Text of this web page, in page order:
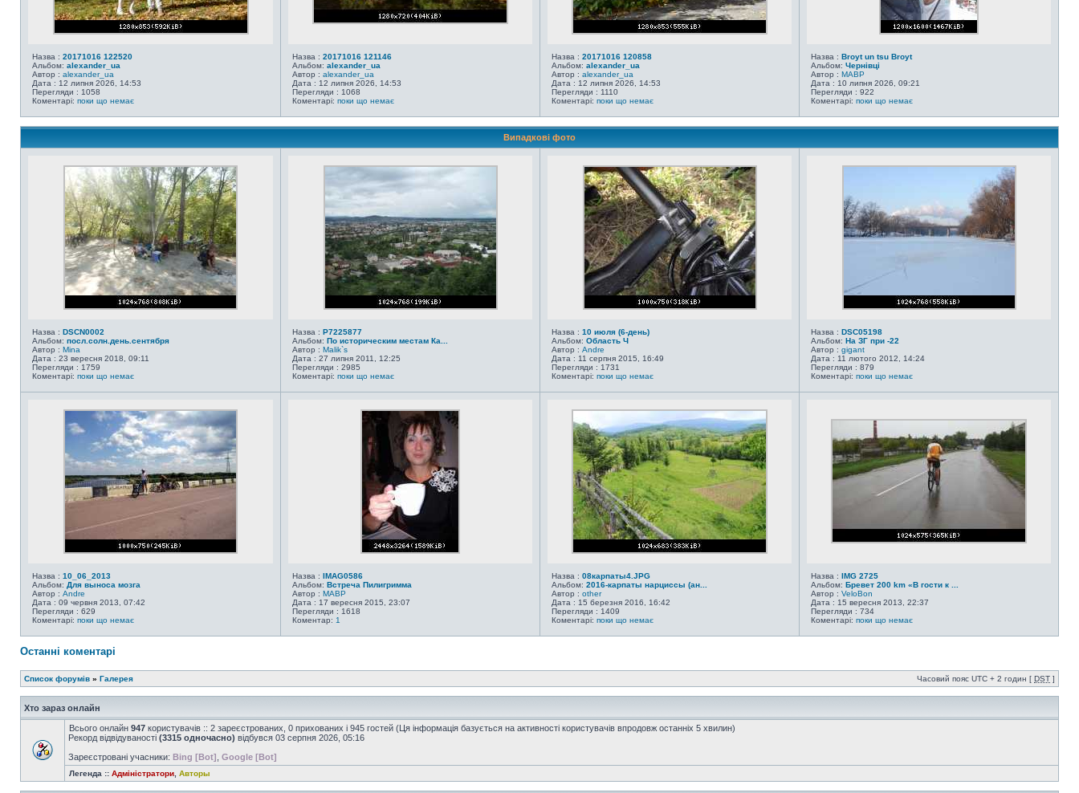
Назва : 20171016 122520
Альбом: alexander_ua
Автор : alexander_ua
Дата : 12 липня 2026, 14:53
Перегляди : 1058
Коментарі: поки що немає
Назва : 20171016 121146
Альбом: alexander_ua
Автор : alexander_ua
Дата : 12 липня 2026, 14:53
Перегляди : 1068
Коментарі: поки що немає
Назва : 20171016 120858
Альбом: alexander_ua
Автор : alexander_ua
Дата : 12 липня 2026, 14:53
Перегляди : 1110
Коментарі: поки що немає
Назва : Broyt un tsu Broyt
Альбом: Чернівці
Автор : MABP
Дата : 10 липня 2026, 09:21
Перегляди : 922
Коментарі: поки що немає
Випадкові фото
Назва : DSCN0002
Альбом: посл.солн.день.сентября
Автор : Mina
Дата : 23 вересня 2018, 09:11
Перегляди : 1759
Коментарі: поки що немає
Назва : P7225877
Альбом: По историческим местам Ка...
Автор : Malik`s
Дата : 27 липня 2011, 12:25
Перегляди : 2985
Коментарі: поки що немає
Назва : 10 июля (6-день)
Альбом: Область Ч
Автор : Andre
Дата : 11 серпня 2015, 16:49
Перегляди : 1731
Коментарі: поки що немає
Назва : DSC05198
Альбом: На ЗГ при -22
Автор : gigant
Дата : 11 лютого 2012, 14:24
Перегляди : 879
Коментарі: поки що немає
Назва : 10_06_2013
Альбом: Для выноса мозга
Автор : Andre
Дата : 09 червня 2013, 07:42
Перегляди : 629
Коментарі: поки що немає
Назва : IMAG0586
Альбом: Встреча Пилигримма
Автор : MABP
Дата : 17 вересня 2015, 23:07
Перегляди : 1618
Коментар: 1
Назва : 08карпаты4.JPG
Альбом: 2016-карпаты нарциссы (ан...
Автор : other
Дата : 15 березня 2016, 16:42
Перегляди : 1409
Коментарі: поки що немає
Назва : IMG 2725
Альбом: Бревет 200 km «В гости к ...
Автор : VeloBon
Дата : 15 вересня 2013, 22:37
Перегляди : 734
Коментарі: поки що немає
Останні коментарі
Список форумів » Галерея Часовий пояс UTC + 2 годин [ DST ]
Хто зараз онлайн
Всього онлайн 947 користувачів :: 2 зареєстрованих, 0 прихованих і 945 гостей (Ця інформація базується на активності користувачів впродовж останніх 5 хвилин)
Рекорд відвідуваності (3315 одночасно) відбувся 03 серпня 2026, 05:16
Зареєстровані учасники: Bing [Bot] Google [Bot]
Легенда :: Адміністратори Авторы